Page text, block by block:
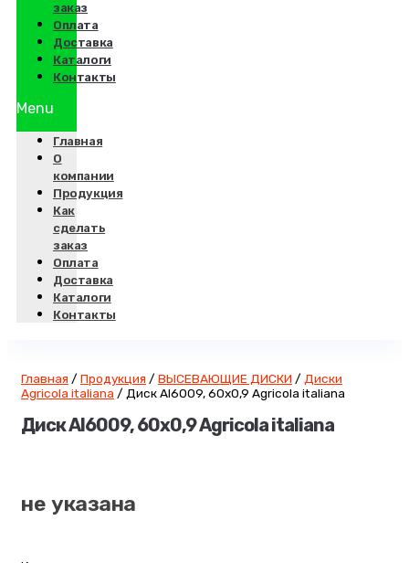
заказ
Оплата
Доставка
Каталоги
Контакты
Menu
Главная
О
компании
Продукция
Как
сделать
заказ
Оплата
Доставка
Каталоги
Контакты
Главная / Продукция / ВЫСЕВАЮЩИЕ ДИСКИ / Диски
Agricola italiana / Диск AI6009, 60х0,9 Agricola italiana
Диск AI6009, 60х0,9 Agricola italiana
не указана